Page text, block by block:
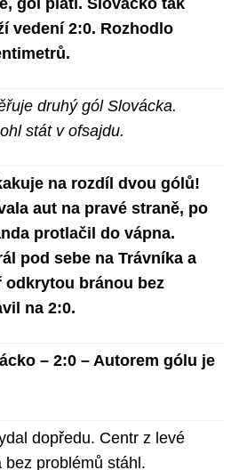
gól platí. Slovácko tak
vedení 2:0. Rozhodlo
druhý gól Slovácka.
stát v ofsajdu.
na rozdíl dvou gólů!
aut na pravé straně, po
protlačil do vápna.
pod sebe na Trávníka a
odkrytou bránou bez
na 2:0.
– 2:0 – Autorem gólu je
dopředu. Centr z levé
problémů stáhl.